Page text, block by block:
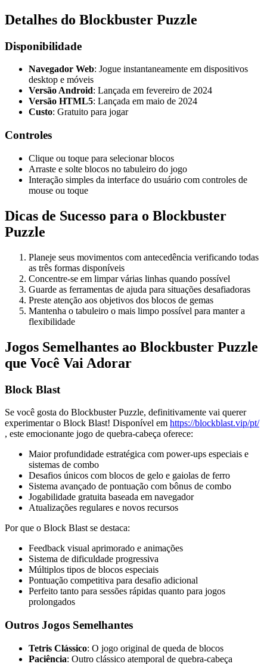
Detalhes do Blockbuster Puzzle
Disponibilidade
Navegador Web: Jogue instantaneamente em dispositivos
desktop e móveis
Versão Android: Lançada em fevereiro de 2024
Versão HTML5: Lançada em maio de 2024
Custo: Gratuito para jogar
Controles
Clique ou toque para selecionar blocos
Arraste e solte blocos no tabuleiro do jogo
Interação simples da interface do usuário com controles de
mouse ou toque
Dicas de Sucesso para o Blockbuster
Puzzle
Planeje seus movimentos com antecedência verificando todas
as três formas disponíveis
Concentre-se em limpar várias linhas quando possível
Guarde as ferramentas de ajuda para situações desafiadoras
Preste atenção aos objetivos dos blocos de gemas
Mantenha o tabuleiro o mais limpo possível para manter a
flexibilidade
Jogos Semelhantes ao Blockbuster Puzzle
que Você Vai Adorar
Block Blast
Se você gosta do Blockbuster Puzzle, definitivamente vai querer
experimentar o Block Blast! Disponível em https://blockblast.vip/pt/
, este emocionante jogo de quebra-cabeça oferece:
Maior profundidade estratégica com power-ups especiais e
sistemas de combo
Desafios únicos com blocos de gelo e gaiolas de ferro
Sistema avançado de pontuação com bônus de combo
Jogabilidade gratuita baseada em navegador
Atualizações regulares e novos recursos
Por que o Block Blast se destaca:
Feedback visual aprimorado e animações
Sistema de dificuldade progressiva
Múltiplos tipos de blocos especiais
Pontuação competitiva para desafio adicional
Perfeito tanto para sessões rápidas quanto para jogos
prolongados
Outros Jogos Semelhantes
Tetris Clássico: O jogo original de queda de blocos
Paciência: Outro clássico atemporal de quebra-cabeça